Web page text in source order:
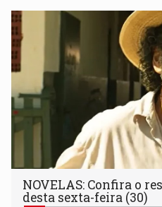
NOVELAS: Confira o
desta sexta-feira (30)